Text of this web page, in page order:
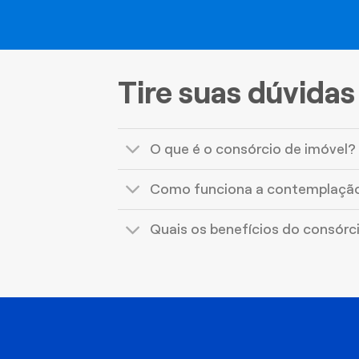
Tire suas dúvidas
O que é o consórcio de imóvel?
Como funciona a
Quais os benefícios do